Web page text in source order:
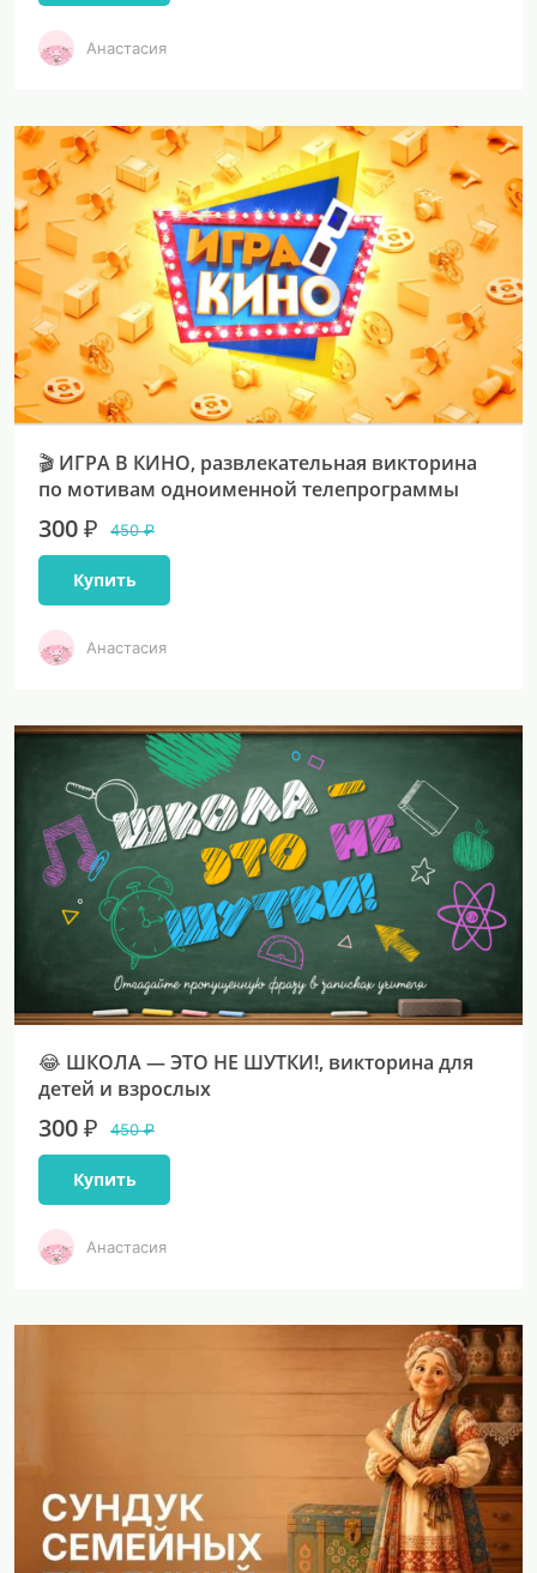
Анастасия
🎬 ИГРА В КИНО, развлекательная викторина
по мотивам одноименной телепрограммы
300 ₽ 450 ₽
Купить
Анастасия
😂 ШКОЛА — ЭТО НЕ ШУТКИ!, викторина для
детей и взрослых
300 ₽ 450 ₽
Купить
Анастасия